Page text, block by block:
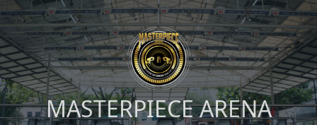
Skip
to
content
MASTERPIECE ARENA